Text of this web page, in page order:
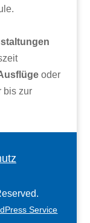
oder
bis zur
Service